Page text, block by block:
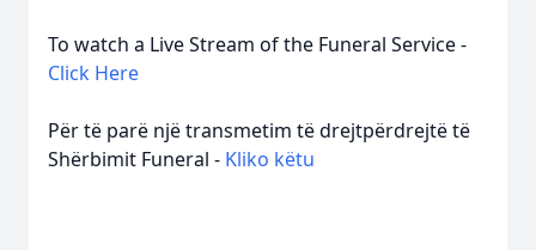
To watch a Live Stream of the Funeral Service -
Click Here
Për të parë një transmetim të drejtpërdrejtë të
Shërbimit Funeral - Kliko këtu